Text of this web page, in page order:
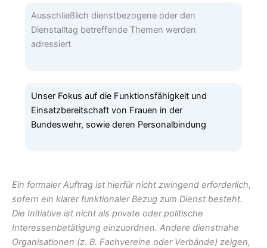
Ausschließlich dienstbezogene oder den
Dienstalltag betreffende Themen werden
adressiert
Unser Fokus auf die Funktionsfähigkeit und
Einsatzbereitschaft von Frauen in der
Bundeswehr, sowie deren Personalbindung
Ein formaler Auftrag ist hierfür nicht zwingend erforderlich,
sofern ein klarer funktionaler Bezug zum Dienst besteht.
Die Initiative ist nicht als private oder politische
Interessenbetätigung einzuordnen. Andere dienstnahe
Organisationen (z. B. Fachvereine oder Verbände) zeigen,